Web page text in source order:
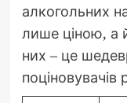
алкогольних
лише ціною, а
них – це
поціновувачів